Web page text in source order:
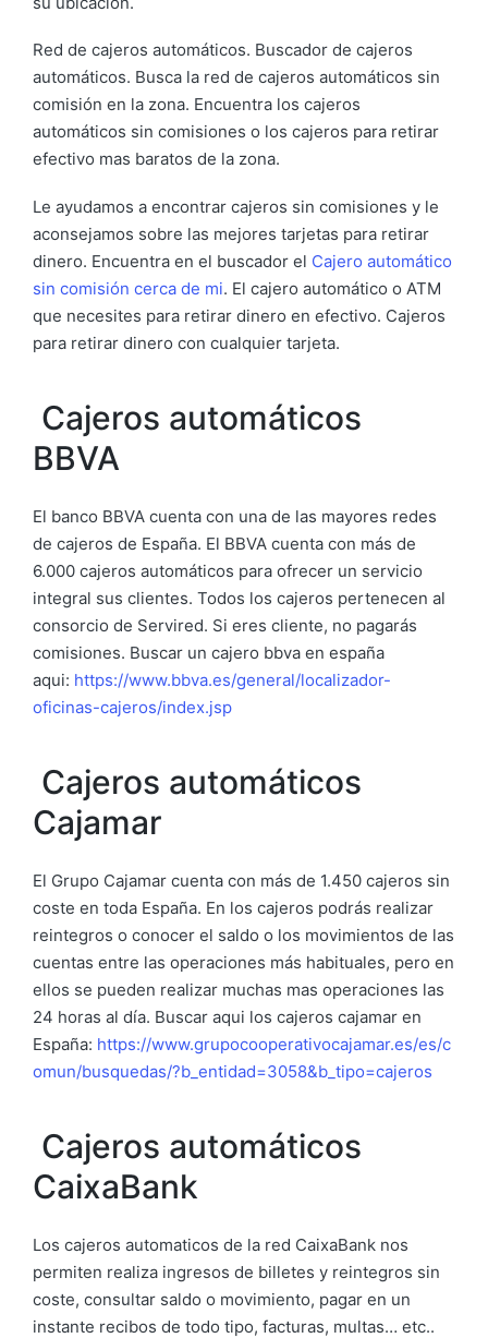
Red de cajeros automáticos. Buscador de cajeros
automáticos. Busca la red de cajeros automáticos sin
comisión en la zona. Encuentra los cajeros
automáticos sin comisiones o los cajeros para retirar
efectivo mas baratos de la zona.
Le ayudamos a encontrar cajeros sin comisiones y le
aconsejamos sobre las mejores tarjetas para retirar
dinero. Encuentra en el buscador el Cajero automático
sin comisión cerca de mi. El cajero automático o ATM
que necesites para retirar dinero en efectivo. Cajeros
para retirar dinero con cualquier tarjeta.
Cajeros automáticos
BBVA
El banco BBVA cuenta con una de las mayores redes
de cajeros de España. El BBVA cuenta con más de
6.000 cajeros automáticos para ofrecer un servicio
integral sus clientes. Todos los cajeros pertenecen al
consorcio de Servired. Si eres cliente, no pagarás
comisiones. Buscar un cajero bbva en españa
aqui: https://www.bbva.es/general/localizador-
oficinas-cajeros/index.jsp
Cajeros automáticos
Cajamar
El Grupo Cajamar cuenta con más de 1.450 cajeros sin
coste en toda España. En los cajeros podrás realizar
reintegros o conocer el saldo o los movimientos de las
cuentas entre las operaciones más habituales, pero en
ellos se pueden realizar muchas mas operaciones las
24 horas al día. Buscar aqui los cajeros cajamar en
España: https://www.grupocooperativocajamar.es/es/c
omun/busquedas/?b_entidad=3058&b_tipo=cajeros
Cajeros automáticos
CaixaBank
Los cajeros automaticos de la red CaixaBank nos
permiten realiza ingresos de billetes y reintegros sin
coste, consultar saldo o movimiento, pagar en un
instante recibos de todo tipo, facturas, multas… etc..